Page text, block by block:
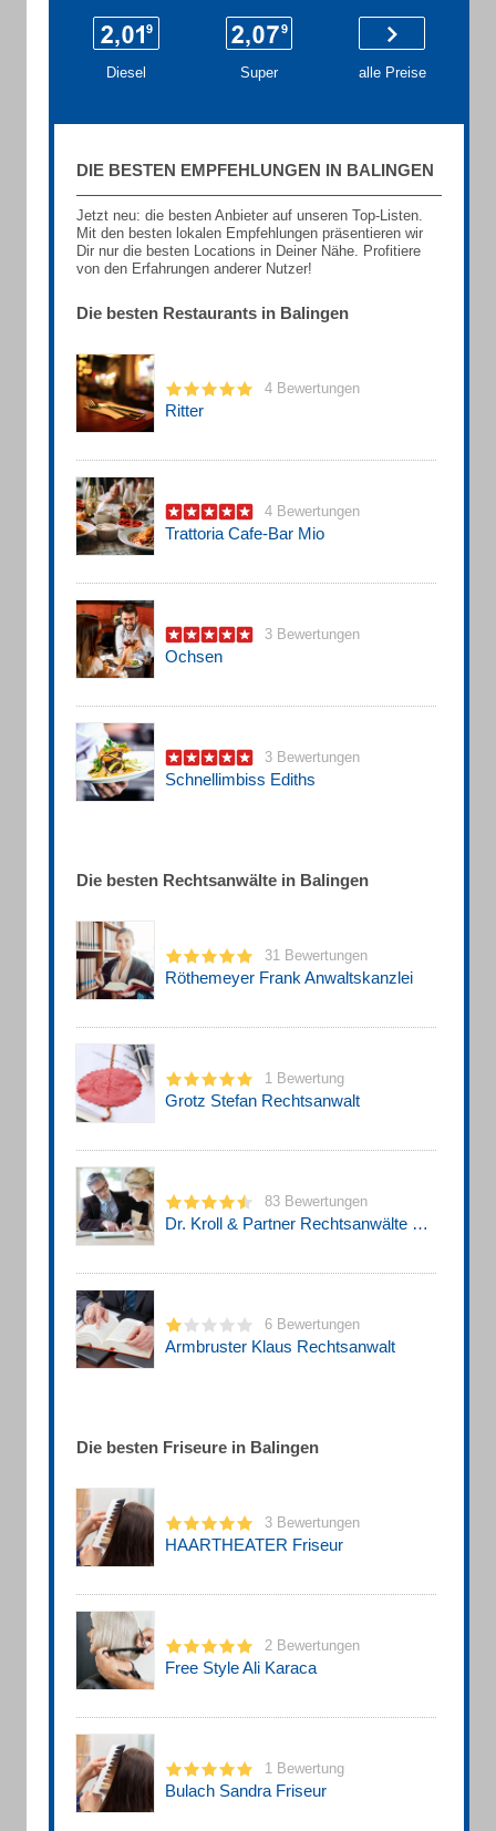
Diesel Super alle Preise
DIE BESTEN EMPFEHLUNGEN IN BALINGEN
Jetzt neu: die besten Anbieter auf unseren Top-Listen.
Mit den besten lokalen Empfehlungen präsentieren wir
Dir nur die besten Locations in Deiner Nähe. Profitiere
von den Erfahrungen anderer Nutzer!
Die besten Restaurants in Balingen
4 Bewertungen
Ritter
4 Bewertungen
Trattoria Cafe-Bar Mio
3 Bewertungen
Ochsen
3 Bewertungen
Schnellimbiss Ediths
Die besten Rechtsanwälte in Balingen
31 Bewertungen
Röthemeyer Frank Anwaltskanzlei
1 Bewertung
Grotz Stefan Rechtsanwalt
83 Bewertungen
Dr. Kroll & Partner Rechtsanwälte mbB
6 Bewertungen
Armbruster Klaus Rechtsanwalt
Die besten Friseure in Balingen
3 Bewertungen
HAARTHEATER Friseur
2 Bewertungen
Free Style Ali Karaca
1 Bewertung
Bulach Sandra Friseur